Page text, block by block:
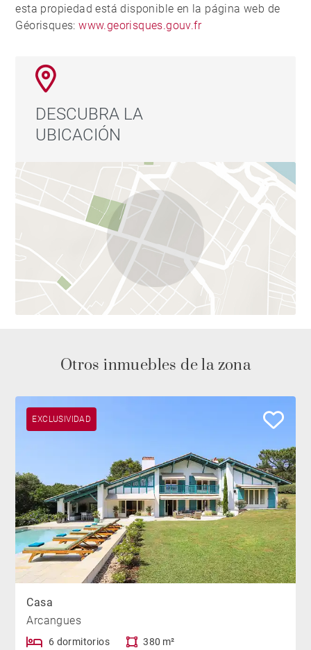
esta propiedad está disponible en la página web de
Géorisques:www.georisques.gouv.fr
DESCUBRA LA
UBICACIÓN
Otros inmuebles de la zona
EXCLUSIVIDAD
Casa
Arcangues
6 dormitorios 380 m²